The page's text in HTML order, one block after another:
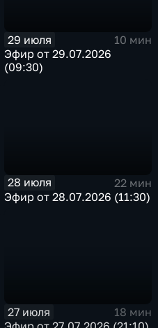
29 июля
10 мин
Эфир от 29.07.2026
(09:30)
28 июля
22 мин
Эфир от 28.07.2026 (11:30)
27 июля
18 мин